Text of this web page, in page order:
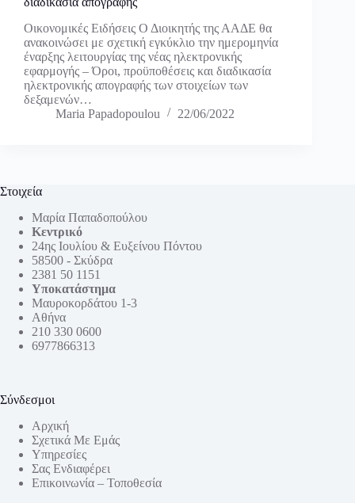
Οικονομικές Ειδήσεις Ο Διοικητής της ΑΑΔΕ θα
ανακοινώσει με σχετική εγκύκλιο την ημερομηνία
έναρξης λειτουργίας της νέας ηλεκτρονικής
εφαρμογής – Όροι, προϋποθέσεις και διαδικασία
ηλεκτρονικής απογραφής των στοιχείων των
δεξαμενών…
Maria Papadopoulou
22/06/2022
Στοιχεία
Μαρία Παπαδοπούλου
Κεντρικό
24ης Ιουλίου & Ευξείνου Πόντου
58500 - Σκύδρα
2381 50 1151
Υποκατάστημα
Μαυροκορδάτου 1-3
Αθήνα
210 330 0600
6977866313
Σύνδεσμοι
Αρχική
Σχετικά Με Εμάς
Υπηρεσίες
Σας Ενδιαφέρει
Επικοινωνία – Τοποθεσία